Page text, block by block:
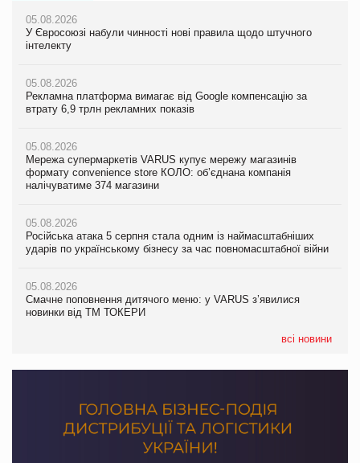
05.08.2026
У Євросоюзі набули чинності нові правила щодо штучного
інтелекту
05.08.2026
Рекламна платформа вимагає від Google компенсацію за
втрату 6,9 трлн рекламних показів
05.08.2026
Мережа супермаркетів VARUS купує мережу магазинів
формату convenience store КОЛО: об’єднана компанія
налічуватиме 374 магазини
05.08.2026
Російська атака 5 серпня стала одним із наймасштабніших
ударів по українському бізнесу за час повномасштабної війни
05.08.2026
Смачне поповнення дитячого меню: у VARUS з’явилися
новинки від ТМ ТОКЕРИ
всі новини
05.08.2026
Мережа супермаркетів VARUS купує мережу магазинів
формату convenience store КОЛО: об’єднана компанія
05.08.2026
Російська атака 5 серпня стала одним із наймасштабніших
05.08.2026
Смачне поповнення дитячого меню: у VARUS з’явилися
новинки від ТМ ТОКЕРИ
05.08.2026
Сергій Лісунов про заморожені хлібобулочні вироби на
PrivateLabel&FMCG Master 2026
04.08.2026
Через атаку РФ у Дніпрі пошкоджено склад шоколаду
Millennium
05.08.2026
У Євросоюзі набули чинності нові правила щодо штучного
інтелекту
05.08.2026
Рекламна платформа вимагає від Google компенсацію за
втрату 6,9 трлн рекламних показів
05.08.2026
Adidas витратила понад $1 млрд на маркетинг за квартал
продуктів